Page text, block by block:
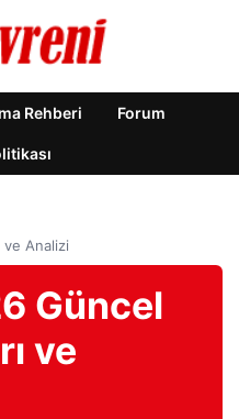
Rehberi Forum
ve Analizi
Güncel
ve